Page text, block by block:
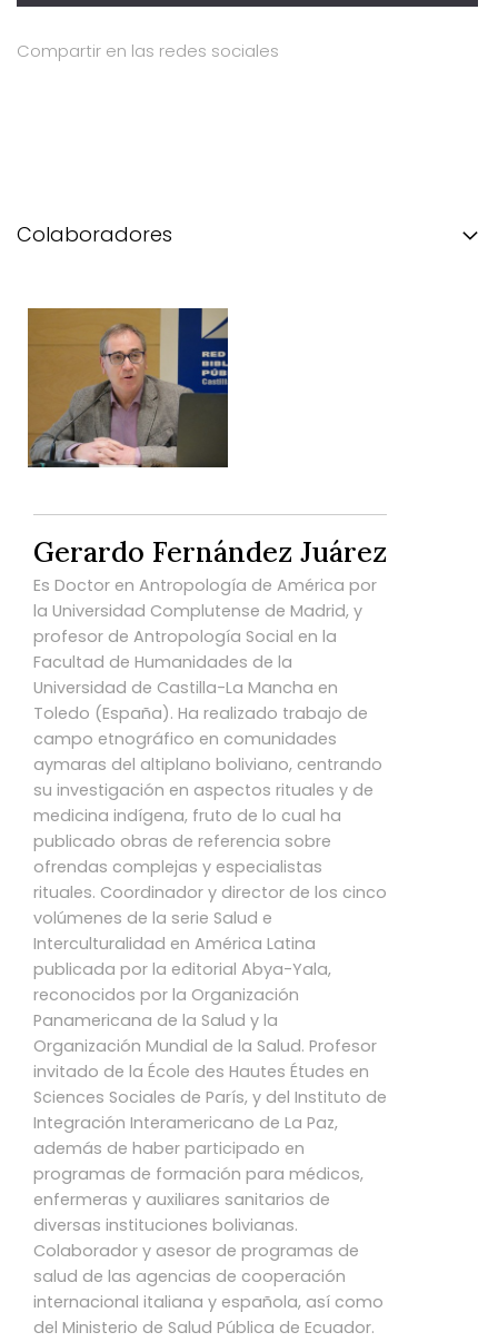
Compartir en las redes sociales
Colaboradores
Gerardo Fernández Juárez
Es Doctor en Antropología de América por
la Universidad Complutense de Madrid, y
profesor de Antropología Social en la
Facultad de Humanidades de la
Universidad de Castilla-La Mancha en
Toledo (España). Ha realizado trabajo de
campo etnográfico en comunidades
aymaras del altiplano boliviano, centrando
su investigación en aspectos rituales y de
medicina indígena, fruto de lo cual ha
publicado obras de referencia sobre
ofrendas complejas y especialistas
rituales. Coordinador y director de los cinco
volúmenes de la serie Salud e
Interculturalidad en América Latina
publicada por la editorial Abya-Yala,
reconocidos por la Organización
Panamericana de la Salud y la
Organización Mundial de la Salud. Profesor
invitado de la École des Hautes Études en
Sciences Sociales de París, y del Instituto de
Integración Interamericano de La Paz,
además de haber participado en
programas de formación para médicos,
enfermeras y auxiliares sanitarios de
diversas instituciones bolivianas.
Colaborador y asesor de programas de
salud de las agencias de cooperación
internacional italiana y española, así como
del Ministerio de Salud Pública de Ecuador.